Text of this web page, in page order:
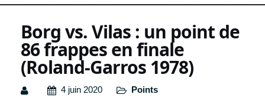
Borg vs. Vilas : un point de
86 frappes en finale
(Roland-Garros 1978)
4 juin 2020 Points